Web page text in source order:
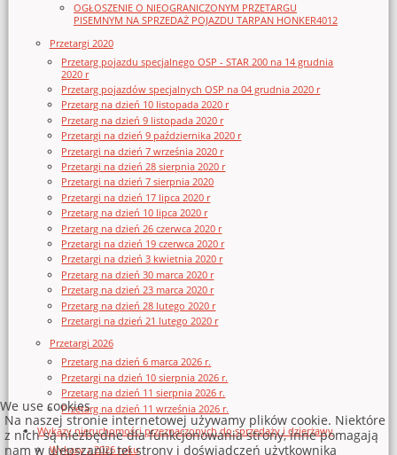
OGŁOSZENIE O NIEOGRANICZONYM PRZETARGU
PISEMNYM NA SPRZEDAŻ POJAZDU TARPAN HONKER4012
Przetargi 2020
Przetarg pojazdu specjalnego OSP - STAR 200 na 14 grudnia
2020 r
Przetarg pojazdów specjalnych OSP na 04 grudnia 2020 r
Przetarg na dzień 10 listopada 2020 r
Przetarg na dzień 9 listopada 2020 r
Przetargi na dzień 9 października 2020 r
Przetargi na dzień 7 września 2020 r
Przetargi na dzień 28 sierpnia 2020 r
Przetargi na dzień 7 sierpnia 2020
Przetargi na dzień 17 lipca 2020 r
Przetarg na dzień 10 lipca 2020 r
Przetarg na dzień 26 czerwca 2020 r
Przetargi na dzień 19 czerwca 2020 r
Przetargi na dzień 3 kwietnia 2020 r
Przetarg na dzień 30 marca 2020 r
Przetarg na dzień 23 marca 2020 r
Przetarg na dzień 28 lutego 2020 r
Przetargi na dzień 21 lutego 2020 r
Przetargi 2026
Przetarg na dzień 6 marca 2026 r.
Przetargi na dzień 10 sierpnia 2026 r.
Przetarg na dzień 11 sierpnia 2026 r.
Przetarg na dzień 11 września 2026 r.
Wykazy nieruchomości przeznaczonych do sprzedaży i dzierżawy
Wykazy z 2026 roku
We use cookies
Na naszej stronie internetowej używamy plików cookie. Niektóre
z nich są niezbędne dla funkcjonowania strony, inne pomagają
nam w ulepszaniu tej strony i doświadczeń użytkownika